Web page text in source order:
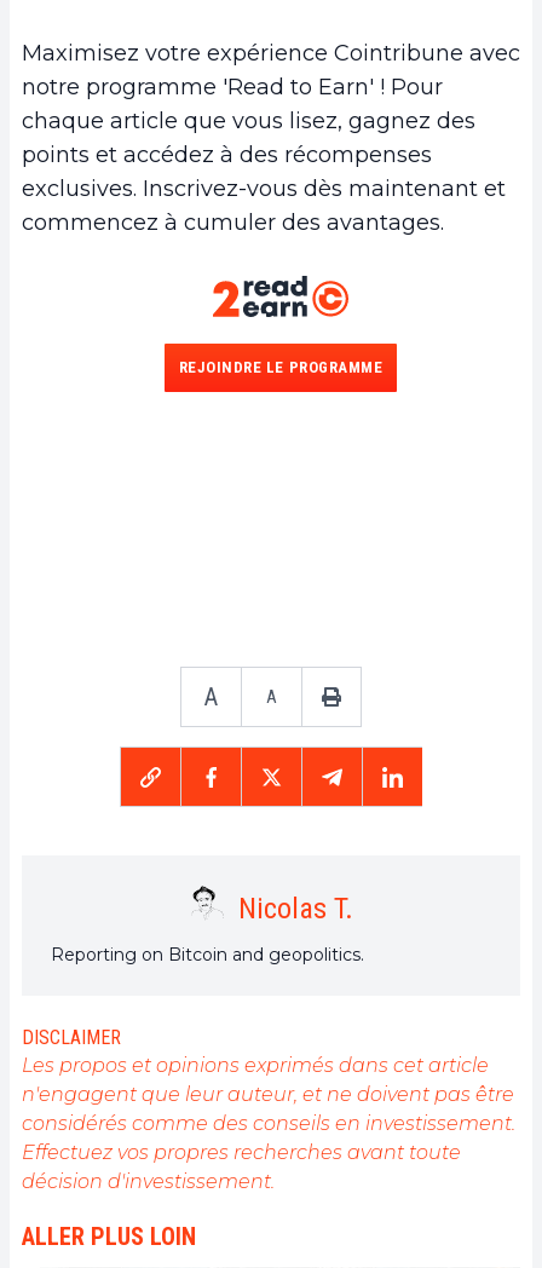
Maximisez votre expérience Cointribune avec
notre programme 'Read to Earn' ! Pour
chaque article que vous lisez, gagnez des
points et accédez à des récompenses
exclusives. Inscrivez-vous dès maintenant et
commencez à cumuler des avantages.
REJOINDRE LE PROGRAMME
A A
Nicolas T.
Reporting on Bitcoin and geopolitics.
DISCLAIMER
Les propos et opinions exprimés dans cet article
n'engagent que leur auteur, et ne doivent pas être
considérés comme des conseils en investissement.
Effectuez vos propres recherches avant toute
décision d'investissement.
ALLER PLUS LOIN